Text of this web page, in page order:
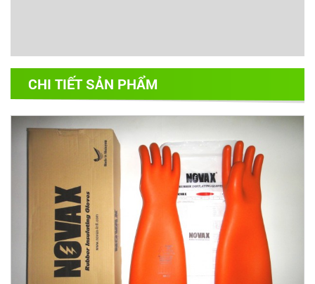
CHI TIẾT SẢN PHẨM